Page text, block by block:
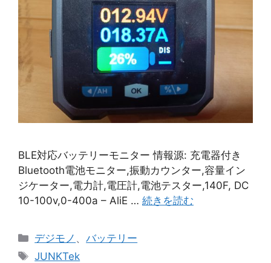
BLE対応バッテリーモニター 情報源: 充電器付き
Bluetooth電池モニター,振動カウンター,容量イン
ジケーター,電力計,電圧計,電池テスター,140F, DC
10-100v,0-400a – AliE … 続きを読む
カ
テ
デジモノ 、バッテリー
タ
JUNKTek